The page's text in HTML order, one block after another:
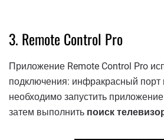
3. Remote Control Pro
Приложение Remote Control Pro
подключения: инфракрасный
необходимо запустить
затем выполнить поиск